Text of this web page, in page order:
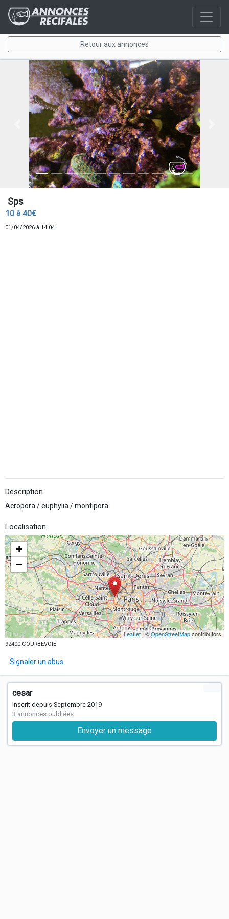
Retour aux annonces
Sps
10 à 40€
01/04/2026 à 14:04
Description
Acropora / euphylia / montipora
Localisation
+
−
Leaflet| ©OpenStreetMapcontributors
92400 COURBEVOIE
Signaler un abus
cesar
Inscrit depuis Septembre 2019
3 annonces publiées
Envoyer un message